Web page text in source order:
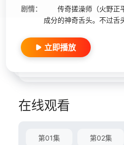
剧情：
传奇搓澡师（火野正平
成分的神奇舌头。不过舌
立即播放
在线观看
第01集 第02集